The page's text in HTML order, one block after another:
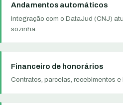
Andamentos automáticos
Integração com o DataJud (CNJ)
sozinha.
Financeiro de honorários
Contratos, parcelas, recebimentos e